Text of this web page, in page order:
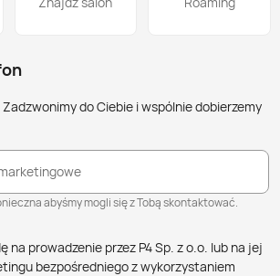
do Ciebie i wspólnie dobierzemy
abyśmy mogli się z Tobą skontaktować.
na prowadzenie przez P4 Sp. z o.o. lub na jej
bezpośredniego z wykorzystaniem